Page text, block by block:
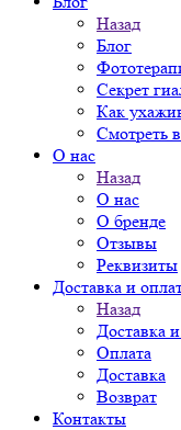
Назад
Блог
Секрет
Как
Смотреть
О нас
Назад
О нас
О бренде
Отзывы
Реквизиты
Доставка и
Назад
Доставка
Оплата
Доставка
Возврат
Контакты